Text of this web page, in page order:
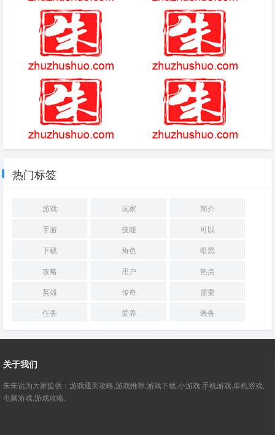
激活码礼包领取
王者荣耀贵族10要充多少钱(游
阿比斯之旅第三章 极限汽车
热门标签
游戏 玩家
简介
手游
技能
可以
下载
角色
暗黑
攻略
用户
热点
英雄
传奇
需要
任务
爱养 装备
关于我们
朱朱说为大家提供：游戏通关攻略,游戏推荐,游戏下载,小游戏,手机游戏,单机游戏,
电脑游戏,游戏攻略.